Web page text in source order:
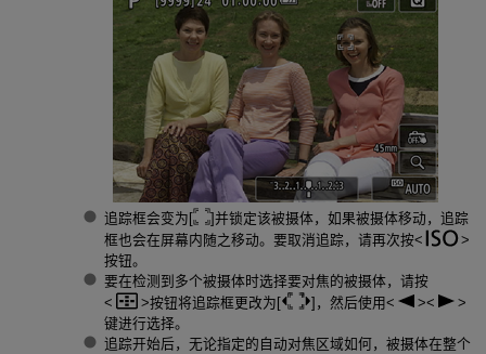
追踪框会变为[
]并锁定该被摄体，如果被摄体移动，追踪
框也会在屏幕内随之移动。要取消追踪，请再次按
按钮。
要在检测到多个被摄体时选择要对焦的被摄体，请按
按钮将追踪框更改为[
]，然后使用
键进行选择。
追踪开始后，无论指定的自动对焦区域如何，被摄体在整个